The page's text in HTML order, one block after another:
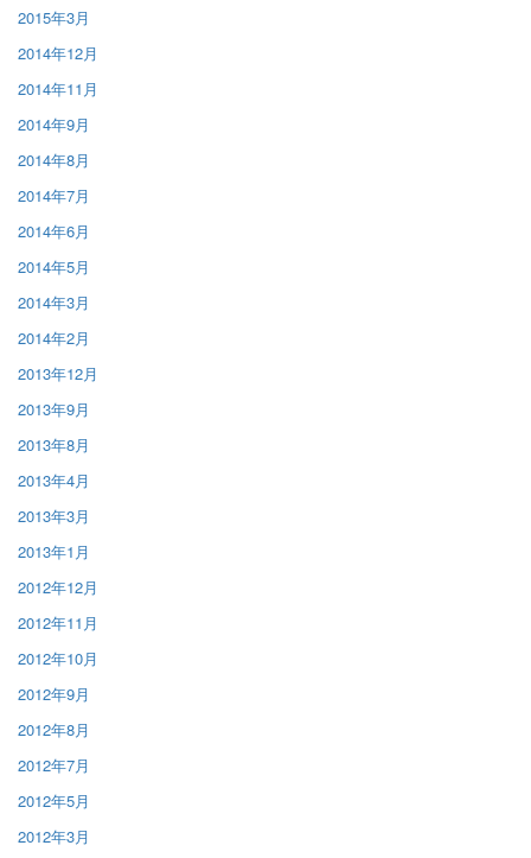
2015年3月
2014年12月
2014年11月
2014年9月
2014年8月
2014年7月
2014年6月
2014年5月
2014年3月
2014年2月
2013年12月
2013年9月
2013年8月
2013年4月
2013年3月
2013年1月
2012年12月
2012年11月
2012年10月
2012年9月
2012年8月
2012年7月
2012年5月
2012年3月